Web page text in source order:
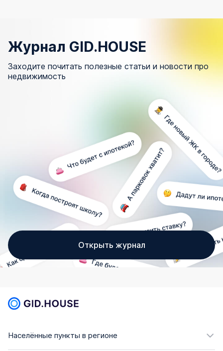
Журнал GID.HOUSE
Заходите почитать полезные статьи и новости про
недвижимость
Открыть журнал
Населённые пункты в регионе